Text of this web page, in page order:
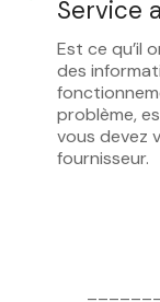
Service
Est ce qu’il
des
problème,
vous devez
fournisseur.